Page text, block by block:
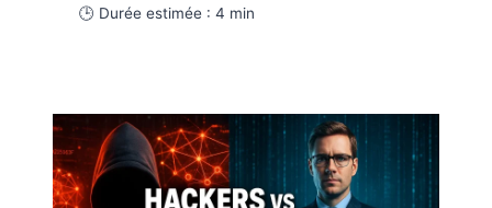
🕒 Durée estimée : 4 min